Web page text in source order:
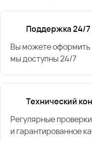
Поддержка 24/7
Вы можете оформить
мы доступны 24/7
Технический
Регулярные
и гарантированное